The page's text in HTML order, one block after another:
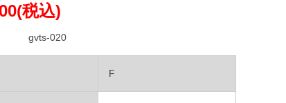
税込)
gvts-020
F